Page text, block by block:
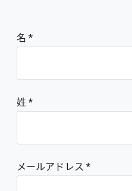
名
姓
メールアドレス